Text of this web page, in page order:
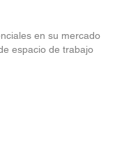
en su mercado
espacio de trabajo